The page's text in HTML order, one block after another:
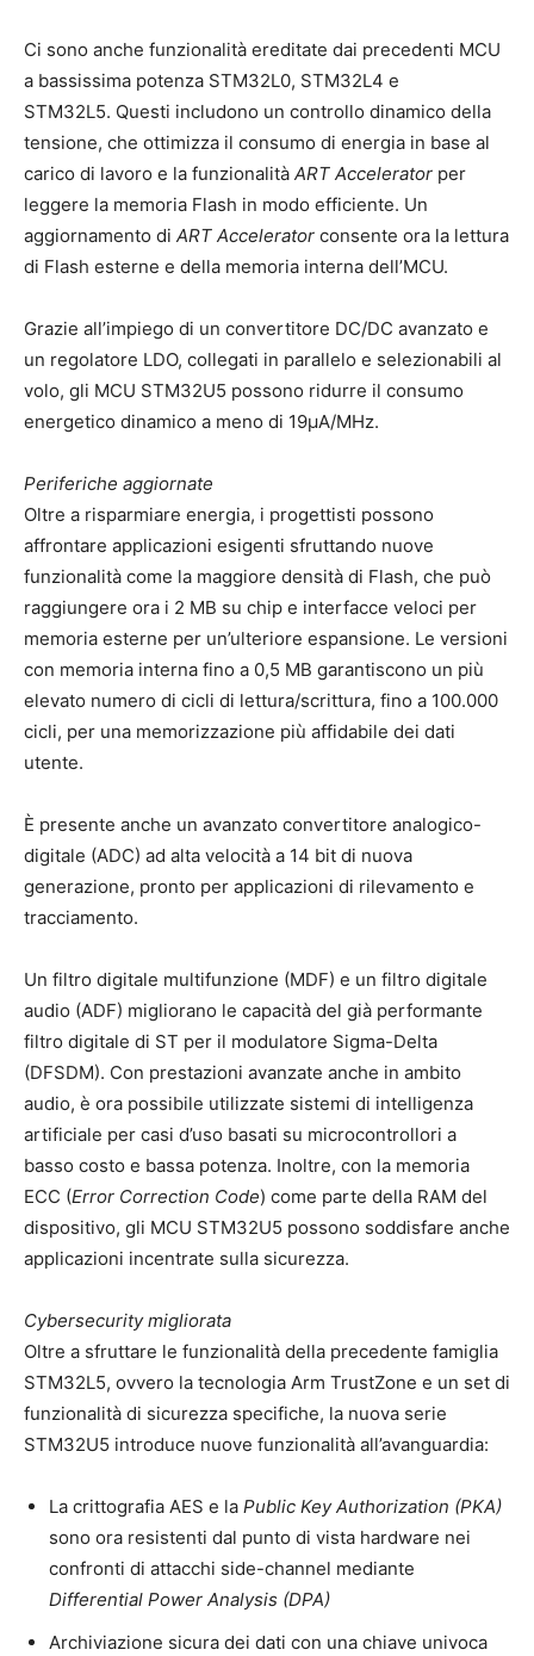
Ci sono anche funzionalità ereditate dai precedenti MCU
a bassissima potenza STM32L0, STM32L4 e
STM32L5. Questi includono un controllo dinamico della
tensione, che ottimizza il consumo di energia in base al
carico di lavoro e la funzionalità ART Accelerator per
leggere la memoria Flash in modo efficiente. Un
aggiornamento di ART Accelerator consente ora la lettura
di Flash esterne e della memoria interna dell’MCU.
Grazie all’impiego di un convertitore DC/DC avanzato e
un regolatore LDO, collegati in parallelo e selezionabili al
volo, gli MCU STM32U5 possono ridurre il consumo
energetico dinamico a meno di 19µA/MHz.
Periferiche aggiornate
Oltre a risparmiare energia, i progettisti possono
affrontare applicazioni esigenti sfruttando nuove
funzionalità come la maggiore densità di Flash, che può
raggiungere ora i 2 MB su chip e interfacce veloci per
memoria esterne per un’ulteriore espansione. Le versioni
con memoria interna fino a 0,5 MB garantiscono un più
elevato numero di cicli di lettura/scrittura, fino a 100.000
cicli, per una memorizzazione più affidabile dei dati
utente.
È presente anche un avanzato convertitore analogico-
digitale (ADC) ad alta velocità a 14 bit di nuova
generazione, pronto per applicazioni di rilevamento e
tracciamento.
Un filtro digitale multifunzione (MDF) e un filtro digitale
audio (ADF) migliorano le capacità del già performante
filtro digitale di ST per il modulatore Sigma-Delta
(DFSDM). Con prestazioni avanzate anche in ambito
audio, è ora possibile utilizzate sistemi di intelligenza
artificiale per casi d’uso basati su microcontrollori a
basso costo e bassa potenza. Inoltre, con la memoria
ECC (Error Correction Code) come parte della RAM del
dispositivo, gli MCU STM32U5 possono soddisfare anche
applicazioni incentrate sulla sicurezza.
Cybersecurity migliorata
Oltre a sfruttare le funzionalità della precedente famiglia
STM32L5, ovvero la tecnologia Arm TrustZone e un set di
funzionalità di sicurezza specifiche, la nuova serie
STM32U5 introduce nuove funzionalità all’avanguardia:
La crittografia AES e la Public Key Authorization (PKA)
sono ora resistenti dal punto di vista hardware nei
confronti di attacchi side-channel mediante
Differential Power Analysis (DPA)
Archiviazione sicura dei dati con una chiave univoca